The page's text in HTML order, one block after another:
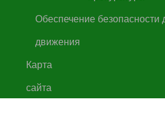
Обеспечение безопасности
движения
Карта
сайта